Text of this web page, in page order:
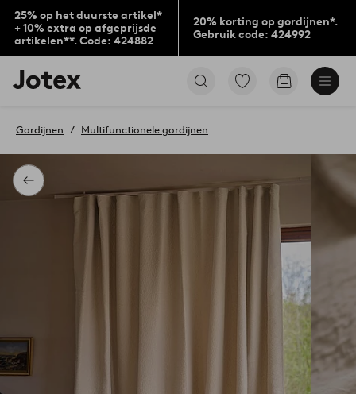
25% op het duurste artikel*
+ 10% extra op afgeprijsde
artikelen**. Code: 424882
20% korting op gordijnen*.
Gebruik code: 424992
Jotex
logo
to
home
page
Ga
Go
Terug
Gordijnen Multifunctionele gordijnen